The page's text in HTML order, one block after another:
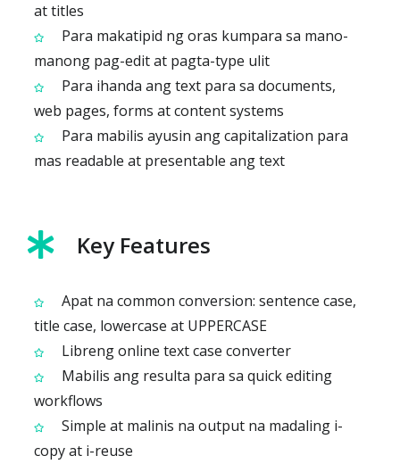
at titles
Para makatipid ng oras kumpara sa mano-
manong pag-edit at pagta-type ulit
Para ihanda ang text para sa documents,
web pages, forms at content systems
Para mabilis ayusin ang capitalization para
mas readable at presentable ang text
Key Features
Apat na common conversion: sentence case,
title case, lowercase at UPPERCASE
Libreng online text case converter
Mabilis ang resulta para sa quick editing
workflows
Simple at malinis na output na madaling i-
copy at i-reuse